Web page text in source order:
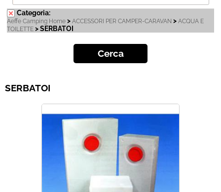
Imbarcazioni e Motori Marini
Carrelli e Rimorchi
Best Seller
Pronta Consegna
Fineserie e Occasioni
Categoria:
Aeffe Camping Home > ACCESSORI PER CAMPER-CARAVAN > ACQUA E
TOILETTE > SERBATOI
SERBATOI